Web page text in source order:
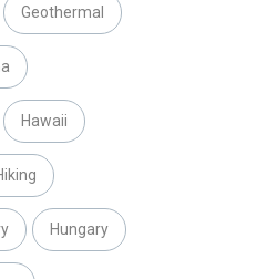
Geothermal
Hawaii
Hungary